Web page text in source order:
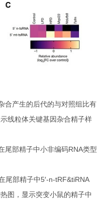
合产生的后代的与对照组比有
线粒体关键基因杂合精子样
尾部精子中小非编码RNA类型
尾部精子中5′-n-tRF&tiRNA
图，显示突变小鼠的精子中